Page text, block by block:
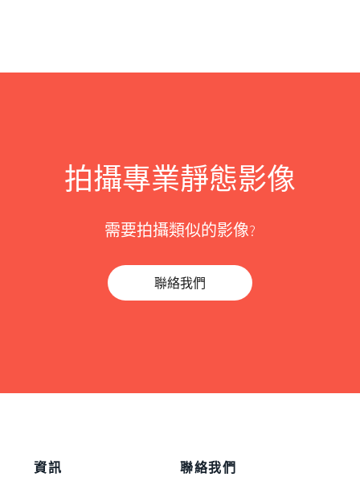
拍攝專業靜態影像
需要拍攝類似的影像?
聯絡我們
資訊 聯絡我們